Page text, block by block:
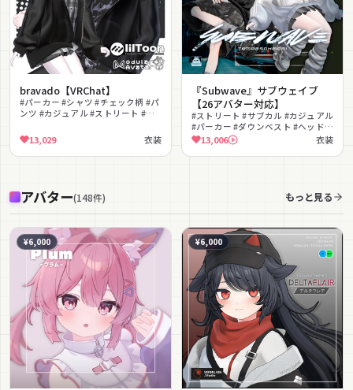
bravado【VRChat】
#パーカー #シャツ #チェック柄 #パ
ンツ #カジュアル #ストリート #男
ニセックス
13,029 衣装
『Subwave』サブウェイブ
【26アバター対応】
#ストリート #サブカル #カジュアル
#パーカー #ダウンベスト #ヘッドホ
ン #バケットハット #スニーカー #
カーゴパンツ #プリーツスカート
13,006 衣装
アバター(148件) もっと見る
¥6,000 ¥6,000